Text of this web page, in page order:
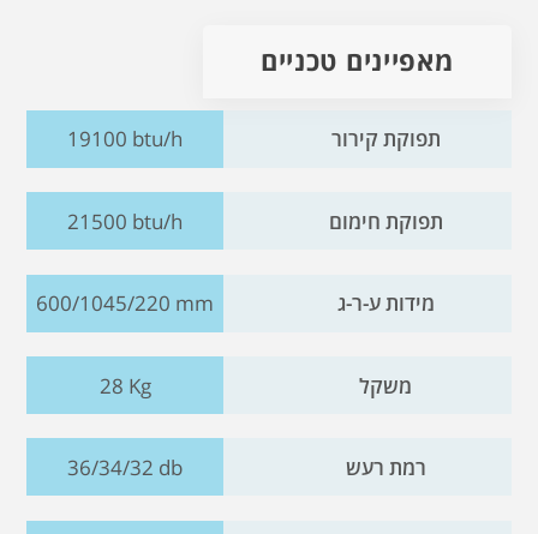
מאפיינים טכניים
תפוקת קירור 19100 btu/h
תפוקת חימום 21500 btu/h
מידות ע-ר-ג 600/1045/220 mm
משקל 28 Kg
רמת רעש 36/34/32 db